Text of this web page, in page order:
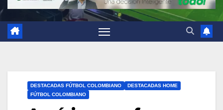
DESTACADAS FÚTBOL COLOMBIANO
DESTACADAS HOME
FÚTBOL COLOMBIANO